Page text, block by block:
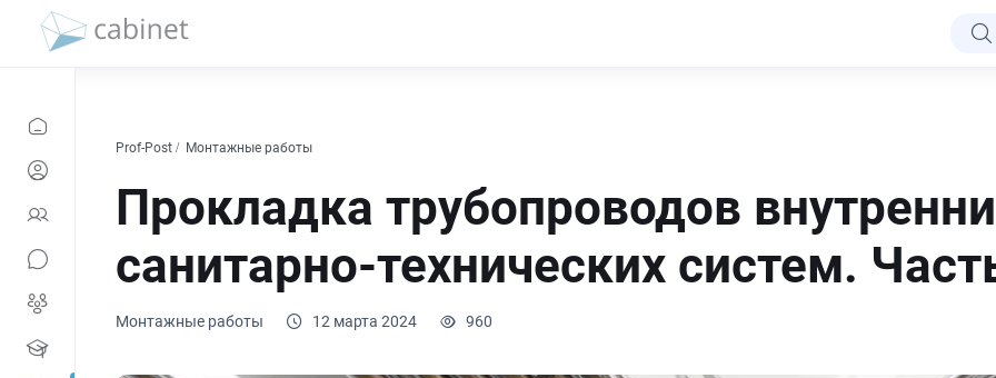
Prof-Post Монтажные работы
Прокладка трубопроводов
санитарно-технических систем.
Монтажные работы 12 марта 2024 960